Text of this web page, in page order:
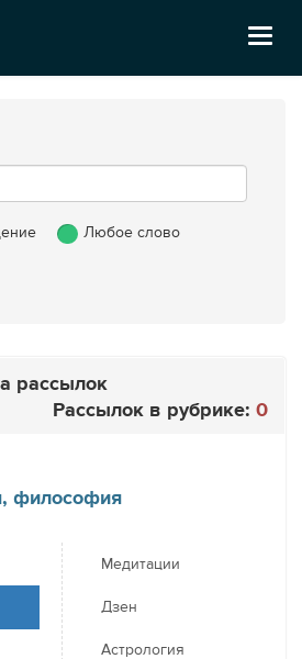
Любое слово
рассылок
Рассылок в рубрике: 0
философия
Медитации
Дзен
Астрология